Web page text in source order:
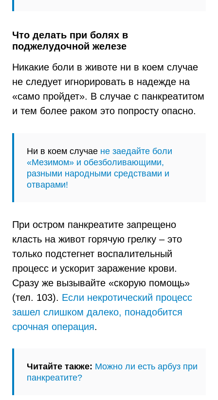
Что делать при болях в
поджелудочной железе
Никакие боли в животе ни в коем случае
не следует игнорировать в надежде на
«само пройдет». В случае с панкреатитом
и тем более раком это попросту опасно.
Ни в коем случае не заедайте боли
«Мезимом» и обезболивающими,
разными народными средствами и
отварами!
При остром панкреатите запрещено
класть на живот горячую грелку – это
только подстегнет воспалительный
процесс и ускорит заражение крови.
Сразу же вызывайте «скорую помощь»
(тел. 103). Если некротический процесс
зашел слишком далеко, понадобится
срочная операция.
Читайте также: Можно ли есть арбуз при
панкреатите?